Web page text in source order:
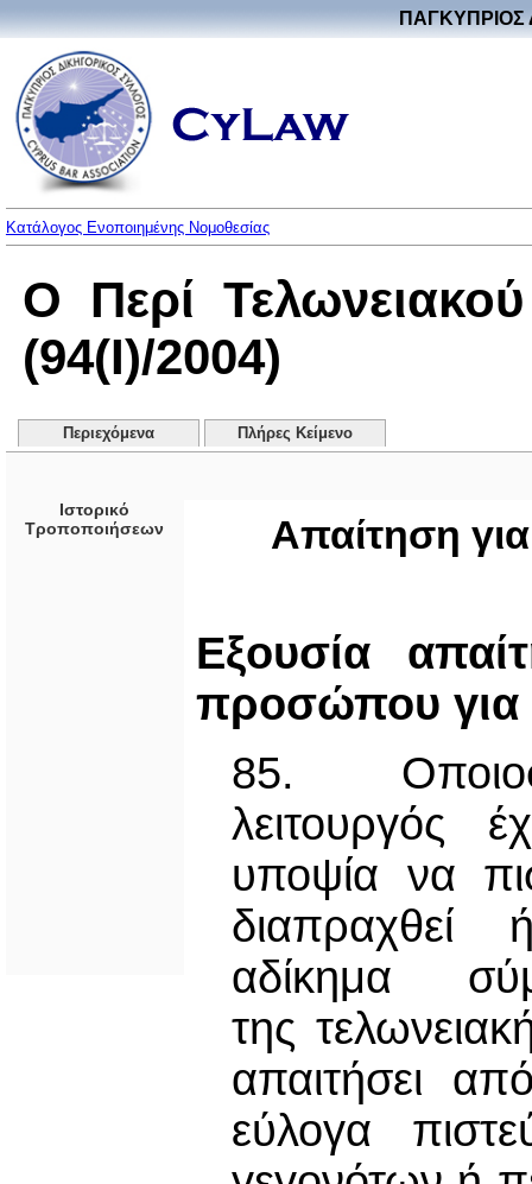
ΠΑΓΚΥΠΡΙΟΣ
Κατάλογος Ενοποιημένης Νομοθεσίας
Ο Περί
(94(I)/2004)
Περιεχόμενα Πλήρες Κείμενο
Ιστορικό
Τροποποιήσεων
Απαίτηση
Εξουσία
προσώπου για
85.
λειτουργός
υποψία να
διαπραχθεί
αδίκημα
της
απαιτήσει
εύλογα